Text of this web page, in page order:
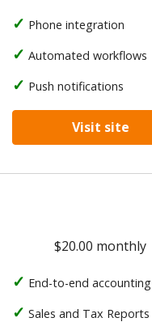
Phone integration
Automated workflows
Push notifications
Visit site
$20.00 monthly
End-to-end accounting
Sales and Tax Reports